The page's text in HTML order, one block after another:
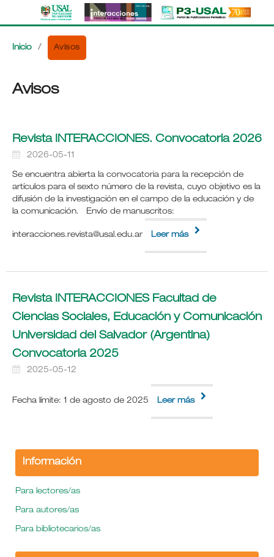
Inicio / Avisos
Avisos
Revista INTERACCIONES. Convocatoria 2026
2026-05-11
Se encuentra abierta la convocatoria para la recepción de
artículos para el sexto número de la revista, cuyo objetivo es la
difusión de la investigación en el campo de la educación y de
la comunicación. Envío de manuscritos:
interacciones.revista@usal.edu.ar Leer más
Revista INTERACCIONES Facultad de
Ciencias Sociales, Educación y Comunicación
Universidad del Salvador (Argentina)
Convocatoria 2025
2025-05-12
Fecha límite: 1 de agosto de 2025 Leer más
Información
Para lectores/as
Para autores/as
Para bibliotecarios/as